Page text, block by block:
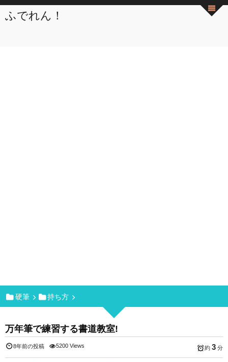
ふでれん！
硬筆 持ち方
万年筆で練習する書道教室!
8年前の投稿 5200 Views 約 3 分